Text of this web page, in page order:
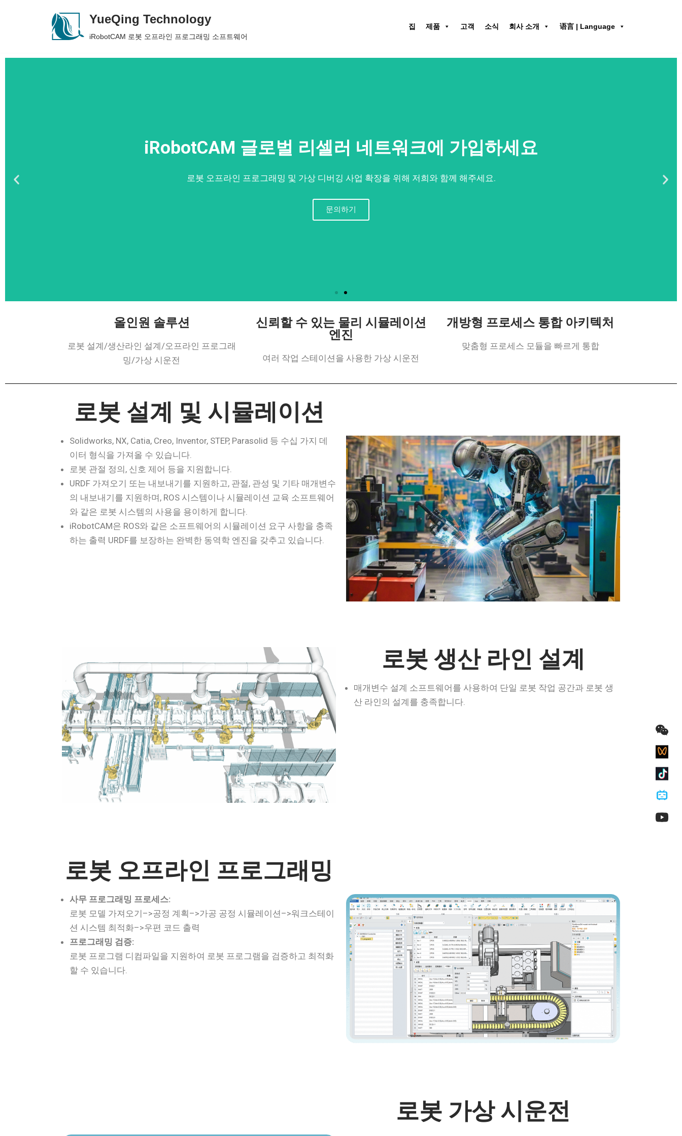
content
YueQing Technology
iRobotCAM 로봇 오프라인 프로그래밍 소프트웨어
집 제품 고객 소식 회사 소개 语言 | Language
iRobotCAM 글로벌 리셀러 네트워크에 가입하세요
로봇 오프라인 프로그래밍 및 가상 디버깅 사업 확장을 위해 저희와 함께 해주세요.
문의하기
올인원 솔루션
로봇 설계/생산라인 설계/오프라인 프로그래
밍/가상 시운전
신뢰할 수 있는 물리 시뮬레이션
엔진
여러 작업 스테이션을 사용한 가상 시운전
개방형 프로세스 통합 아키텍처
맞춤형 프로세스 모듈을 빠르게 통합
로봇 설계 및 시뮬레이션
Solidworks, NX, Catia, Creo, Inventor, STEP, Parasolid 등 수십 가지 데
이터 형식을 가져올 수 있습니다.
로봇 관절 정의, 신호 제어 등을 지원합니다.
URDF 가져오기 또는 내보내기를 지원하고, 관절, 관성 및 기타 매개변수
의 내보내기를 지원하며, ROS 시스템이나 시뮬레이션 교육 소프트웨어
와 같은 로봇 시스템의 사용을 용이하게 합니다.
iRobotCAM은 ROS와 같은 소프트웨어의 시뮬레이션 요구 사항을 충족
하는 출력 URDF를 보장하는 완벽한 동역학 엔진을 갖추고 있습니다.
로봇 생산 라인 설계
매개변수 설계 소프트웨어를 사용하여 단일 로봇 작업 공간과 로봇 생
산 라인의 설계를 충족합니다.
로봇 오프라인 프로그래밍
사무 프로그래밍 프로세스:
로봇 모델 가져오기–>공정 계획–>가공 공정 시뮬레이션–>워크스테이
션 시스템 최적화–>우편 코드 출력
프로그래밍 검증:
로봇 프로그램 디컴파일을 지원하여 로봇 프로그램을 검증하고 최적화
할 수 있습니다.
로봇 가상 시운전